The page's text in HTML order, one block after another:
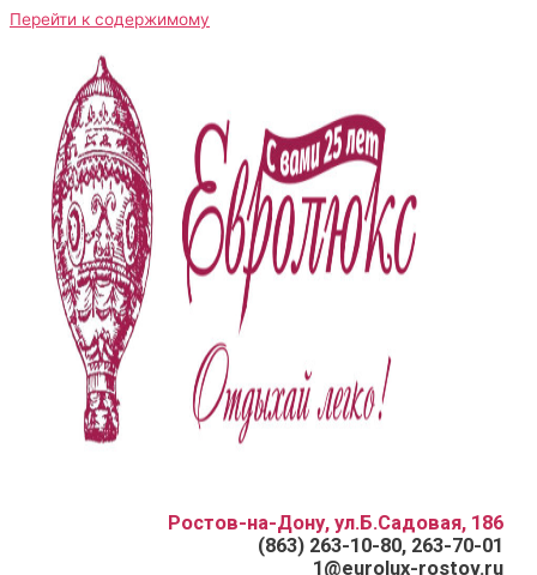
Перейти к содержимому
Ростов-на-Дону, ул.Б.Садовая, 186
(863) 263-10-80, 263-70-01
1@eurolux-rostov.ru